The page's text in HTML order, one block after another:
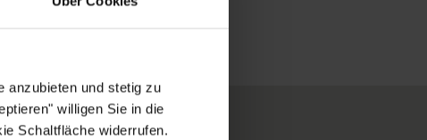
anzubieten und stetig zu
willigen Sie in die
Schaltfläche widerrufen.